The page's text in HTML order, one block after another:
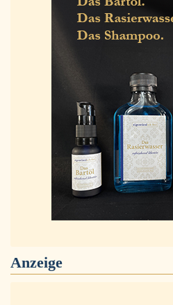
Anzeige